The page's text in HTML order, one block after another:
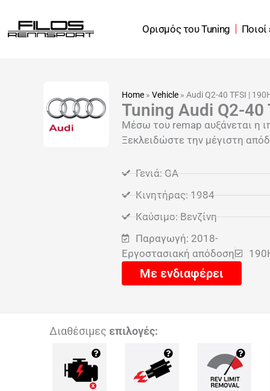
περιεχόμενο
Ορισμός του Tuning Ποιοί
Home » Vehicle » Audi Q2-40 TFSI |
Tuning Audi Q2-40
Μέσω του remap αυξάνεται η
Ξεκλειδώστε την μέγιστη
Γενιά: GA
Κινητήρας: 1984
Καύσιμο: Βενζίνη
Παραγωγή: 2018-
Εργοστασιακή απόδοση
Με ενδιαφέρει
Διαθέσιμες επιλογές: